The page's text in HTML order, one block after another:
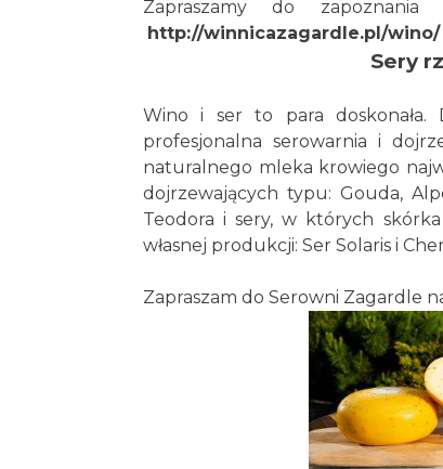
Zapraszamy do
http://winnicazagardle.pl/wino/
Sery
Wino i ser to para
profesjonalna serowarnia i
naturalnego mleka krowiego
dojrzewających typu: Gouda,
Teodora i sery, w których
własnej produkcji: Ser Solaris i
Zapraszam do Serowni Zagardle